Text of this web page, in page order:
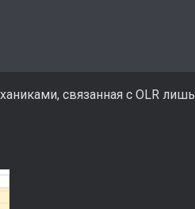
связанная с OLR лишь